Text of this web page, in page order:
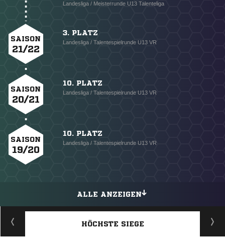
Landesliga / Meisterrunde U13 Talenteliga
SAISON
21/22
3. PLATZ
Landesliga / Talentespielrunde U13 VR
SAISON
20/21
10. PLATZ
Landesliga / Talentespielrunde U13 VR
SAISON
19/20
10. PLATZ
Landesliga / Talentespielrunde U13 VR
ALLE ANZEIGEN
HÖCHSTE SIEGE